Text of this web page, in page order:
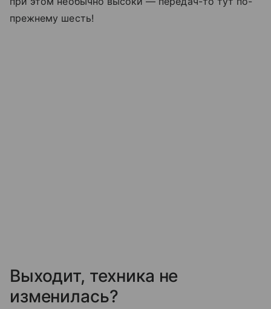
прежнему шесть!
Выходит, техника не
изменилась?